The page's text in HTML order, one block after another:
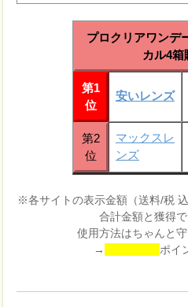
プロクリアワンデ
カル4箱
第1
位
安いレンズ
第2
位
マックスレ
ンズ
※各サイトの表示金額（送料/税
合計金額と獲得
使用方法はちゃんと
→
ポイ